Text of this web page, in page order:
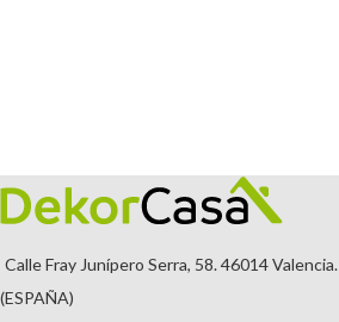
Calle Fray Junípero Serra, 58. 46014 Valencia.
(ESPAÑA)